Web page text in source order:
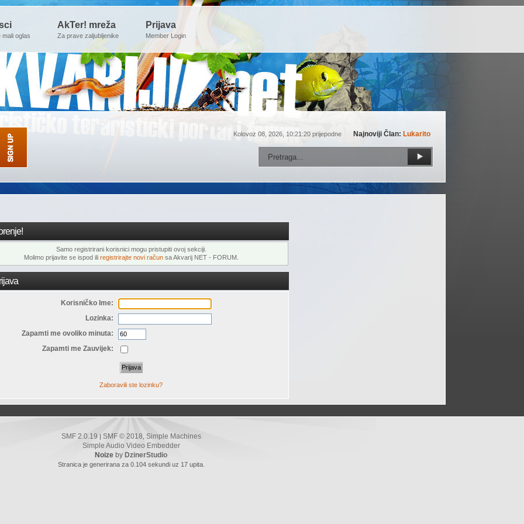
mali oglas
AkTer! mreža
Za prave zaljubljenike
Prijava
Member Login
Kolovoz 08, 2026, 10:21:20 prijepodne Najnoviji Član: Lukarito
Samo registrirani korisnici mogu pristupiti ovoj sekciji.
Molimo prijavite se ispod ili registrirajte novi računsa Akvarij NET - FORUM.
Korisničko Ime:
Lozinka:
Zapamti me ovoliko minuta:
Zapamti me Zauvijek:
Zaboravili ste lozinku?
SMF 2.0.19 SMF © 2018 Simple Machines
Simple Audio Video Embedder
Noize by DzinerStudio
Stranica je generirana za 0.104 sekundi uz 17 upita.